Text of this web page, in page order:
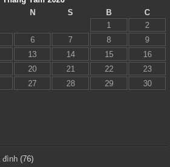
N S B
C
1
2
6 7 8
9
13 14 15
16
20 21 22
23
27 28 29
30
đình (76)